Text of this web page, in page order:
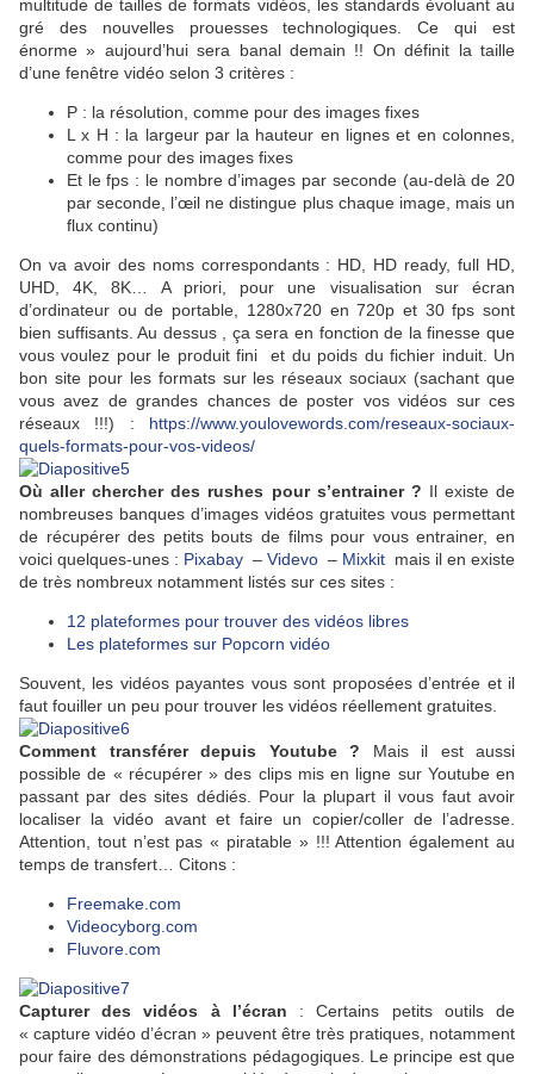
multitude de tailles de formats vidéos, les standards évoluant au
gré des nouvelles prouesses technologiques. Ce qui est
énorme » aujourd’hui sera banal demain !! On définit la taille
d’une fenêtre vidéo selon 3 critères :
P : la résolution, comme pour des images fixes
L x H : la largeur par la hauteur en lignes et en colonnes,
comme pour des images fixes
Et le fps : le nombre d’images par seconde (au-delà de 20
par seconde, l’œil ne distingue plus chaque image, mais un
flux continu)
On va avoir des noms correspondants : HD, HD ready, full HD,
UHD, 4K, 8K… A priori, pour une visualisation sur écran
d’ordinateur ou de portable, 1280x720 en 720p et 30 fps sont
bien suffisants. Au dessus , ça sera en fonction de la finesse que
vous voulez pour le produit fini et du poids du fichier induit. Un
bon site pour les formats sur les réseaux sociaux (sachant que
vous avez de grandes chances de poster vos vidéos sur ces
réseaux !!!) : https://www.youlovewords.com/reseaux-sociaux-
quels-formats-pour-vos-videos/
Où aller chercher des rushes pour s’entrainer ? Il existe de
nombreuses banques d’images vidéos gratuites vous permettant
de récupérer des petits bouts de films pour vous entrainer, en
voici quelques-unes : Pixabay – Videvo – Mixkit mais il en existe
de très nombreux notamment listés sur ces sites :
12 plateformes pour trouver des vidéos libres
Les plateformes sur Popcorn vidéo
Souvent, les vidéos payantes vous sont proposées d’entrée et il
faut fouiller un peu pour trouver les vidéos réellement gratuites.
Comment transférer depuis Youtube ? Mais il est aussi
possible de « récupérer » des clips mis en ligne sur Youtube en
passant par des sites dédiés. Pour la plupart il vous faut avoir
localiser la vidéo avant et faire un copier/coller de l’adresse.
Attention, tout n’est pas « piratable » !!! Attention également au
temps de transfert… Citons :
Freemake.com
Videocyborg.com
Fluvore.com
Capturer des vidéos à l’écran : Certains petits outils de
« capture vidéo d’écran » peuvent être très pratiques, notamment
pour faire des démonstrations pédagogiques. Le principe est que